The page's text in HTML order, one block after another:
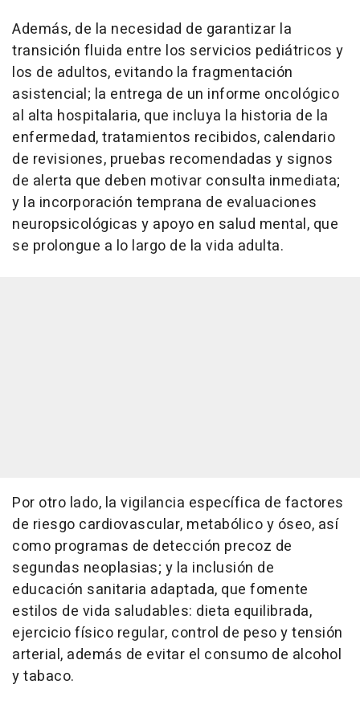
Además, de la necesidad de garantizar la
transición fluida entre los servicios pediátricos y
los de adultos, evitando la fragmentación
asistencial; la entrega de un informe oncológico
al alta hospitalaria, que incluya la historia de la
enfermedad, tratamientos recibidos, calendario
de revisiones, pruebas recomendadas y signos
de alerta que deben motivar consulta inmediata;
y la incorporación temprana de evaluaciones
neuropsicológicas y apoyo en salud mental, que
se prolongue a lo largo de la vida adulta.
Por otro lado, la vigilancia específica de factores
de riesgo cardiovascular, metabólico y óseo, así
como programas de detección precoz de
segundas neoplasias; y la inclusión de
educación sanitaria adaptada, que fomente
estilos de vida saludables: dieta equilibrada,
ejercicio físico regular, control de peso y tensión
arterial, además de evitar el consumo de alcohol
y tabaco.